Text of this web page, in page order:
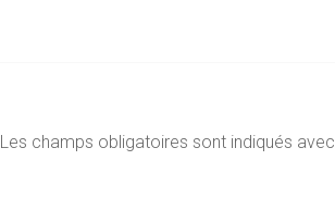
Les champs obligatoires sont indiqués avec